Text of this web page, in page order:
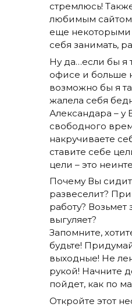
стремлюсь!
любимым сайтом
еще некоторыми
себя занимать,
Ну да…если бы я
офисе и больше
возможно бы я
жалела себя
Александара – у
свободного
накручиваете
ставите себе
цели – это
Почему Вы
развеселит?
работу? Возьмет
выгуляет?
Запомните,
будьте!
выходные! Не
рукой! Начните
пойдет, как по
Откройте этот